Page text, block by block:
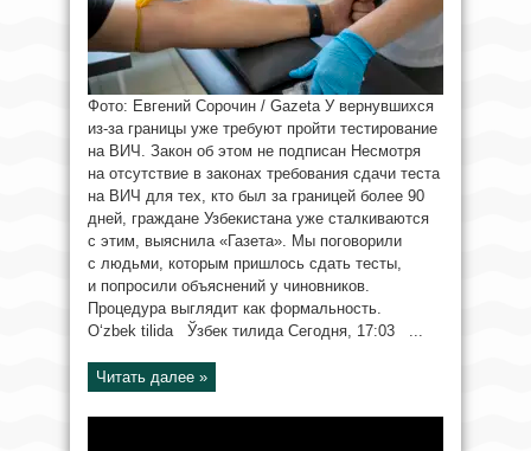
Фото: Евгений Сорочин / Gazeta У вернувшихся
из-за границы уже требуют пройти тестирование
на ВИЧ. Закон об этом не подписан Несмотря
на отсутствие в законах требования сдачи теста
на ВИЧ для тех, кто был за границей более 90
дней, граждане Узбекистана уже сталкиваются
с этим, выяснила «Газета». Мы поговорили
с людьми, которым пришлось сдать тесты,
и попросили объяснений у чиновников.
Процедура выглядит как формальность.
O‘zbek tilida Ўзбек тилида Сегодня, 17:03 ...
Читать далее »